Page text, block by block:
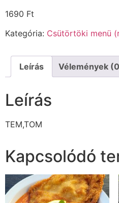
1690 Ft
Kategória: Csütörtöki menü
Leírás Vélemények
Leírás
TEM,TOM
Kapcsolódó